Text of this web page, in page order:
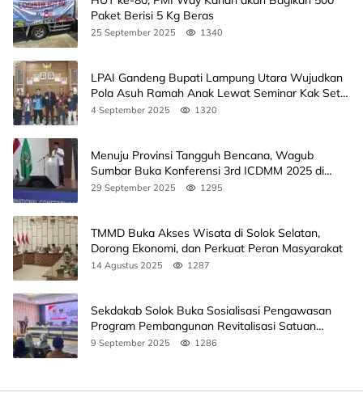
Paket Berisi 5 Kg Beras
25 September 2025 1340
LPAI Gandeng Bupati Lampung Utara Wujudkan
Pola Asuh Ramah Anak Lewat Seminar Kak Seto,
Ini Jadwalnya
4 September 2025 1320
Menuju Provinsi Tangguh Bencana, Wagub
Sumbar Buka Konferensi 3rd ICDMM 2025 di
Unand
29 September 2025 1295
TMMD Buka Akses Wisata di Solok Selatan,
Dorong Ekonomi, dan Perkuat Peran Masyarakat
14 Agustus 2025 1287
Sekdakab Solok Buka Sosialisasi Pengawasan
Program Pembangunan Revitalisasi Satuan
Pendidikan
9 September 2025 1286